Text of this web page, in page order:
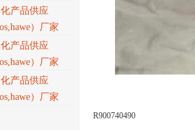
产品供应
）厂家
产品供应
）厂家
产品供应
）厂家
R900740490